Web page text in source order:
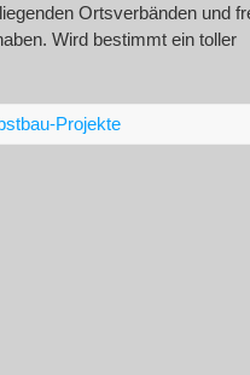
Ortsverbänden und
Wird bestimmt ein toller
Projekte